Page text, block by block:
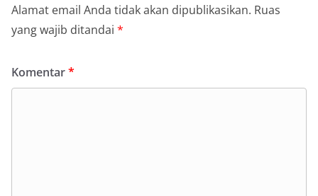
Alamat email Anda tidak akan dipublikasikan. Ruas
yang wajib ditandai *
Komentar*